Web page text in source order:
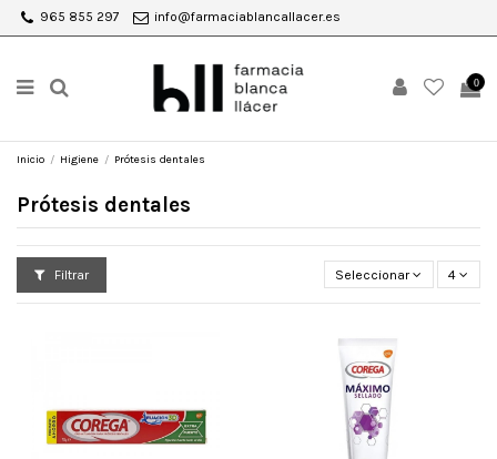
965 855 297 info@farmaciablancallacer.es
0
Inicio Higiene Prótesis dentales
Prótesis dentales
Filtrar Seleccionar 4